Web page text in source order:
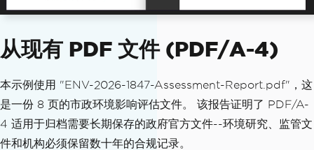
从现有 PDF 文件 (PDF/A-4)
本示例使用 "ENV-2026-1847-Assessment-Report.pdf"，这
是一份 8 页的市政环境影响评估文件。 该报告证明了 PDF/A-
4 适用于归档需要长期保存的政府官方文件--环境研究、监管文
件和机构必须保留数十年的合规记录。